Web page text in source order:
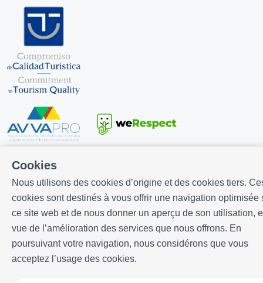
Cookies
Nous utilisons des cookies d’origine et des cookies tiers.
cookies sont destinés à vous offrir une navigation optimisée
ce site web et de nous donner un aperçu de son utilisation,
vue de l’amélioration des services que nous offrons. En
poursuivant votre navigation, nous considérons que vous
acceptez l’usage des cookies.
Développé par
droits réservés
Avis légal| Politique de confidencialité | Politique de cookies